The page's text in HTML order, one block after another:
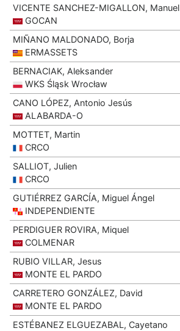
VICENTE SANCHEZ-MIGALLON, Manuel
GOCAN
MIÑANO MALDONADO, Borja
ERMASSETS
BERNACIAK, Aleksander
WKS Śląsk Wrocław
CANO LÓPEZ, Antonio Jesús
ALABARDA-O
MOTTET, Martin
CRCO
SALLIOT, Julien
CRCO
GUTIÉRREZ GARCÍA, Miguel Ángel
INDEPENDIENTE
PERDIGUER ROVIRA, Miquel
COLMENAR
RUBIO VILLAR, Jesus
MONTE EL PARDO
CARRETERO GONZÁLEZ, David
MONTE EL PARDO
ESTÉBANEZ ELGUEZABAL, Cayetano